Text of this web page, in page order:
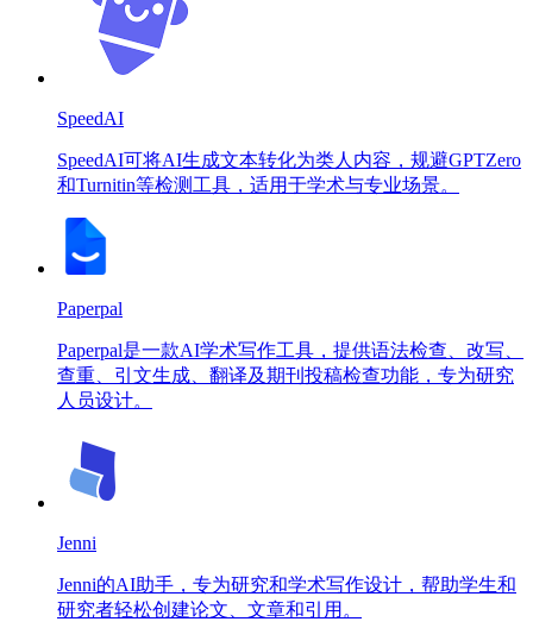
SpeedAI
SpeedAI可将AI生成文本转化为类人内容，规避GPTZero
和Turnitin等检测工具，适用于学术与专业场景。
Paperpal
Paperpal是一款AI学术写作工具，提供语法检查、改写、
查重、引文生成、翻译及期刊投稿检查功能，专为研究
人员设计。
Jenni
Jenni的AI助手，专为研究和学术写作设计，帮助学生和
研究者轻松创建论文、文章和引用。